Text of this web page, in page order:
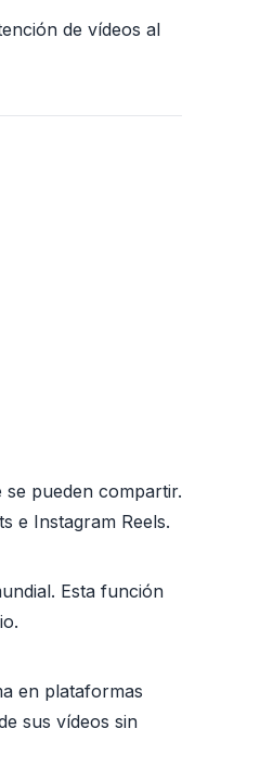
de vídeos al
pueden compartir.
e Instagram Reels.
Esta función
en plataformas
sus vídeos sin